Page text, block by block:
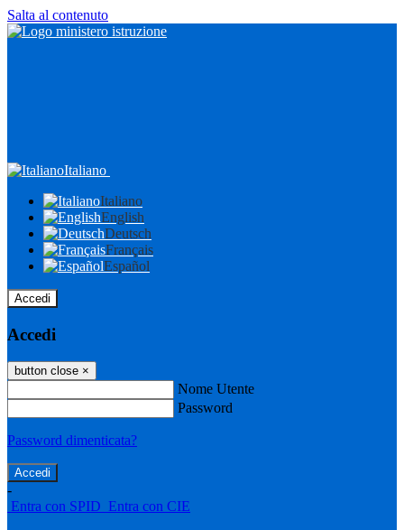
Salta al contenuto
Italiano
Italiano
English
Deutsch
Français
Español
Accedi
Accedi
button close ×
Nome Utente
Password
Password dimenticata?
-
Entra con SPID Entra con CIE